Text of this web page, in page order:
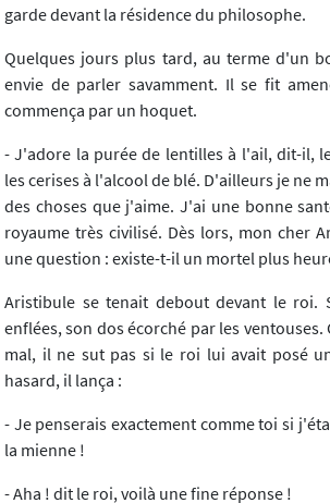
garde devant la résidence du philosophe.
Quelques jours plus tard, au terme d'un
envie de parler savamment. Il se fit
commença par un hoquet.
- J'adore la purée de lentilles à l'ail, dit-il,
les cerises à l'alcool de blé. D'ailleurs je ne
des choses que j'aime. J'ai une bonne
royaume très civilisé. Dès lors, mon cher
une question : existe-t-il un mortel plus
Aristibule se tenait debout devant le roi.
enflées, son dos écorché par les
mal, il ne sut pas si le roi lui avait posé
hasard, il lança :
- Je penserais exactement comme toi si
la mienne !
- Aha ! dit le roi, voilà une fine réponse !